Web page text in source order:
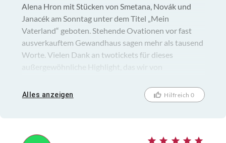
Alena Hron mit Stücken von Smetana, Novák und
Janacék am Sonntag unter dem Titel „Mein
Vaterland“ geboten. Stehende Ovationen vor fast
ausverkauftem Gewandhaus sagen mehr als tausend
Worte. Vielen Dank an twotickets für dieses
außergewöhnliche Highlight, das wir von
Alles anzeigen Hilfreich 0